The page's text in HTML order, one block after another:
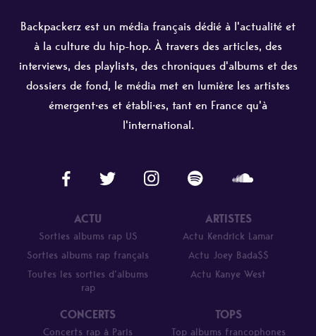
Backpackerz est un média français dédié à l'actualité et
à la culture du hip-hop. À travers des articles, des
interviews, des playlists, des chroniques d'albums et des
dossiers de fond, le média met en lumière les artistes
émergent·es et établi·es, tant en France qu'à
l'international.
ACTU
Sorties albums rap US
Sorties albums rap français
Toutes les sorties d’albums
rap
ARTISTES
Actu Kendrick Lamar
Actu Joey Bada$$
Actu Kanye West
CONCERTS
Concerts rap à Paris
TOPS
Top albums francophones